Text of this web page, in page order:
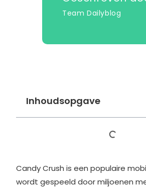
Team Dailyblog
Inhoudsopgave
Candy Crush is een populaire
wordt gespeeld door miljoenen